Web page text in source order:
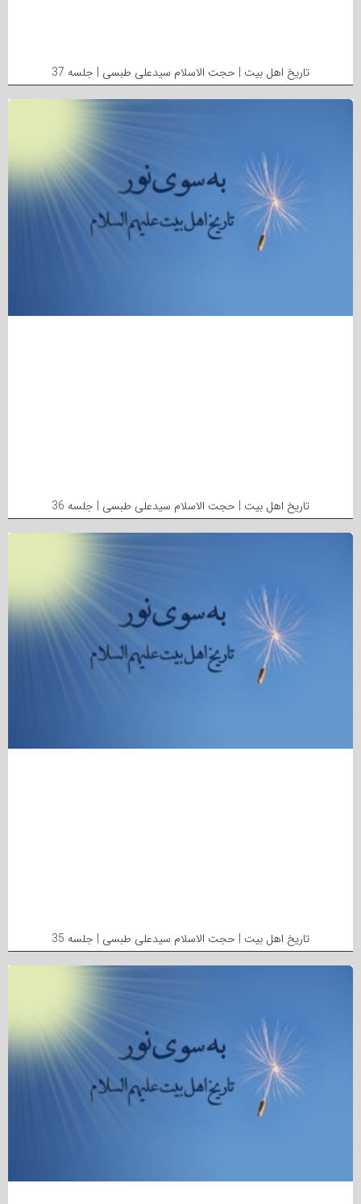
تاریخ اهل بیت | حجت الاسلام سیدعلی طبسی | جلسه 37
تاریخ اهل بیت | حجت الاسلام سیدعلی طبسی | جلسه 36
تاریخ اهل بیت | حجت الاسلام سیدعلی طبسی | جلسه 35